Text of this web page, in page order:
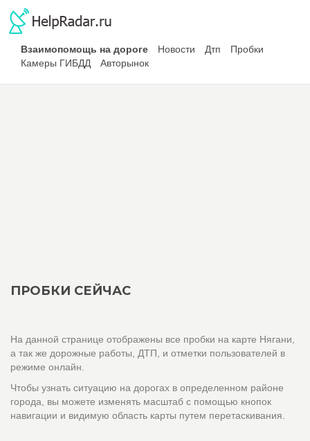
Взаимопомощь на дороге Новости Дтп
Пробки
Камеры ГИБДД
Авторынок
ПРОБКИ СЕЙЧАС
На данной странице отображены все пробки на карте Нягани,
а так же дорожные работы, ДТП, и отметки пользователей в
режиме онлайн.
Чтобы узнать ситуацию на дорогах в определенном районе
города, вы можете изменять масштаб с помощью кнопок
навигации и видимую область карты путем перетаскивания.